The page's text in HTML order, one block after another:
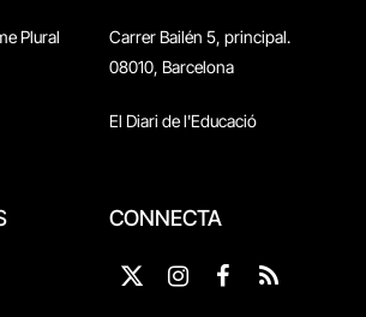
Plural
Carrer Bailén 5, principal.
08010, Barcelona
El Diari de l'Educació
CONNECTA
X
Instagram
Facebook
RSS